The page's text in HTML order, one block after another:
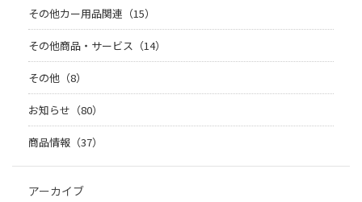
その他カー用品関連（15）
その他商品・サービス（14）
その他（8）
お知らせ（80）
商品情報（37）
アーカイブ